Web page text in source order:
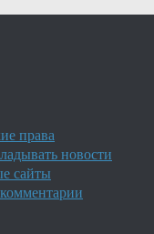
права
новости
сайты